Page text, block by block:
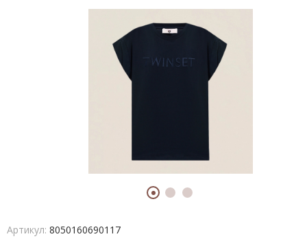
Артикул: 8050160690117